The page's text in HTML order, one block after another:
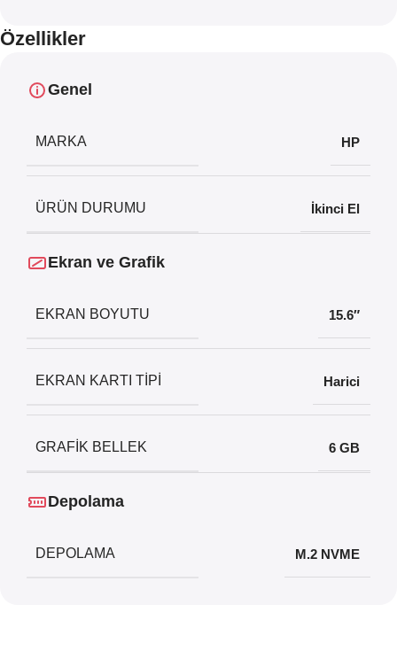
Özellikler
Genel
MARKA HP
ÜRÜN DURUMU İkinci El
Ekran ve Grafik
EKRAN BOYUTU 15.6″
EKRAN KARTI TIPI Harici
GRAFIK BELLEK 6 GB
Depolama
DEPOLAMA M.2 NVME